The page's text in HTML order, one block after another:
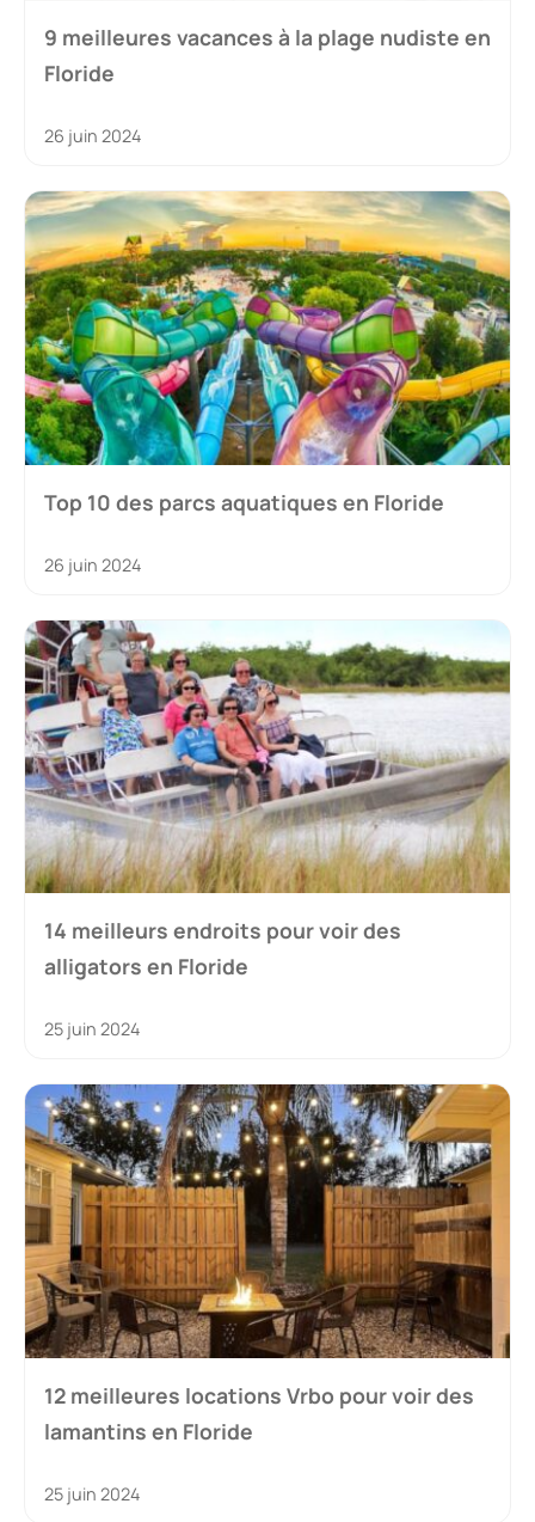
9 meilleures vacances à la plage nudiste en
Floride
26 juin 2024
Top 10 des parcs aquatiques en Floride
26 juin 2024
14 meilleurs endroits pour voir des
alligators en Floride
25 juin 2024
12 meilleures locations Vrbo pour voir des
lamantins en Floride
25 juin 2024